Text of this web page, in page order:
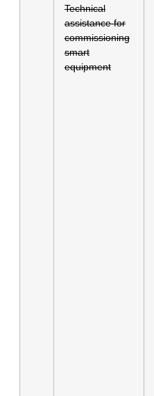
Technical
assistance for
commissioning
smart
equipment